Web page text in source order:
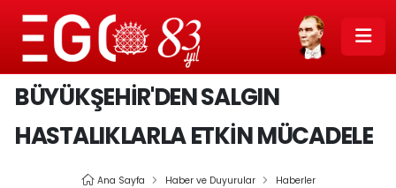
BÜYÜKŞEHİR'DEN SALGIN
HASTALIKLARLA ETKİN MÜCADELE
Ana Sayfa Haber ve Duyurular Haberler